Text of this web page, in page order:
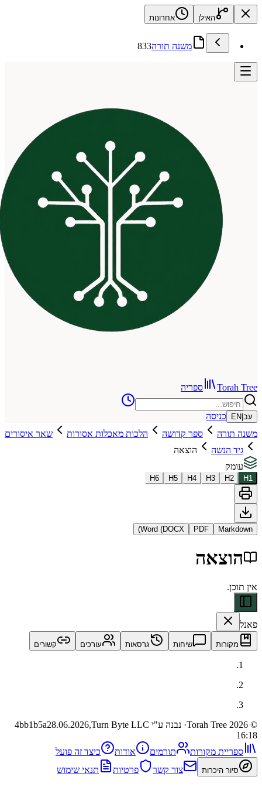
האילן אחרונות
משנה תורה833
ספריה
כניסה
ספר קדושה הלכות מאכלות אסורות
שאר איסורים
הוצאה
H3
H4
H5
H6
PDF
Word (DOCX)
שיחות גרסאות עורכים קשורים
· נבנה ע"י Turn Byte LLC 4bb1b5a28.06.2026,
מקורות תורמים אודות כיצד זה פועל
היכרות צור קשר פרטיות תנאי שימוש